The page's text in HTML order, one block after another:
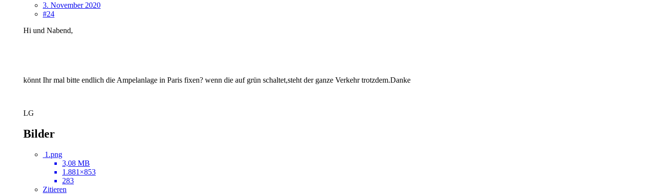
3. November 2020
#24
Hi und Nabend,
könnt Ihr mal bitte endlich die Ampelanlage in Paris fixen? wenn die auf grün schaltet,steht der ganze Verkehr trotzdem.Danke
LG
Bilder
1.png
3,08 MB
1.881×853
283
Zitieren